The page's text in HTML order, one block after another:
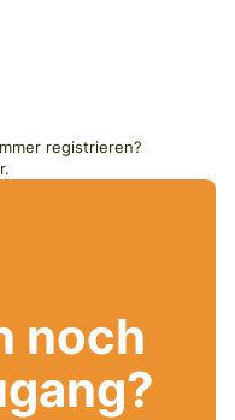
registrieren?
noch